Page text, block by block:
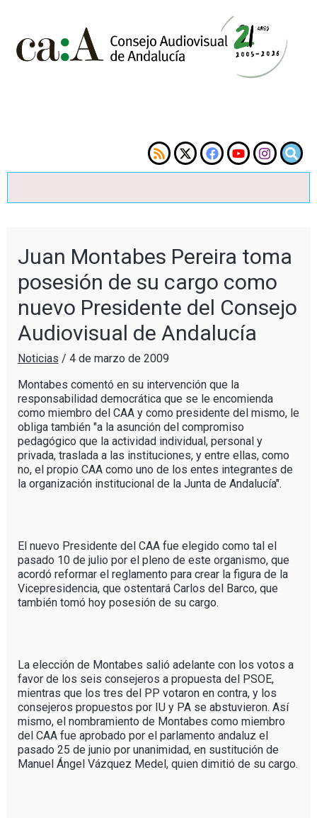
Juan Montabes Pereira toma
posesión de su cargo como
nuevo Presidente del Consejo
Audiovisual de Andalucía
Noticias / 4 de marzo de 2009
Montabes comentó en su intervención que la
responsabilidad democrática que se le encomienda
como miembro del CAA y como presidente del mismo, le
obliga también "a la asunción del compromiso
pedagógico que la actividad individual, personal y
privada, traslada a las instituciones, y entre ellas, como
no, el propio CAA como uno de los entes integrantes de
la organización institucional de la Junta de Andalucía".
El nuevo Presidente del CAA fue elegido como tal el
pasado 10 de julio por el pleno de este organismo, que
acordó reformar el reglamento para crear la figura de la
Vicepresidencia, que ostentará Carlos del Barco, que
también tomó hoy posesión de su cargo.
La elección de Montabes salió adelante con los votos a
favor de los seis consejeros a propuesta del PSOE,
mientras que los tres del PP votaron en contra, y los
consejeros propuestos por IU y PA se abstuvieron. Así
mismo, el nombramiento de Montabes como miembro
del CAA fue aprobado por el parlamento andaluz el
pasado 25 de junio por unanimidad, en sustitución de
Manuel Ángel Vázquez Medel, quien dimitió de su cargo.